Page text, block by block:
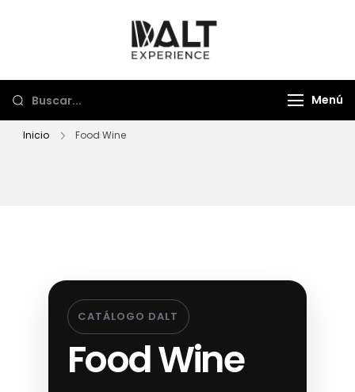
Menú
Inicio Food Wine
CATÁLOGO DALT
Food Wine